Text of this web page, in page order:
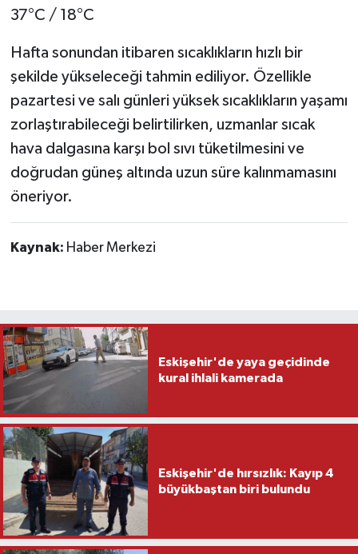
37°C / 18°C
Hafta sonundan itibaren sıcaklıkların hızlı bir
şekilde yükseleceği tahmin ediliyor. Özellikle
pazartesi ve salı günleri yüksek sıcaklıkların yaşamı
zorlaştırabileceği belirtilirken, uzmanlar sıcak
hava dalgasına karşı bol sıvı tüketilmesini ve
doğrudan güneş altında uzun süre kalınmamasını
öneriyor.
Kaynak: Haber Merkezi
Eskişehir'de yaya geçidinde
kural ihlali kamerada
Eskişehir'de hırsızlık: Kayıp 4
büyükbaştan biri bulundu